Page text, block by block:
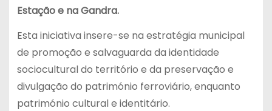
Estação e na Gandra.
Esta iniciativa insere-se na estratégia municipal
de promoção e salvaguarda da identidade
sociocultural do território e da preservação e
divulgação do património ferroviário, enquanto
património cultural e identitário.